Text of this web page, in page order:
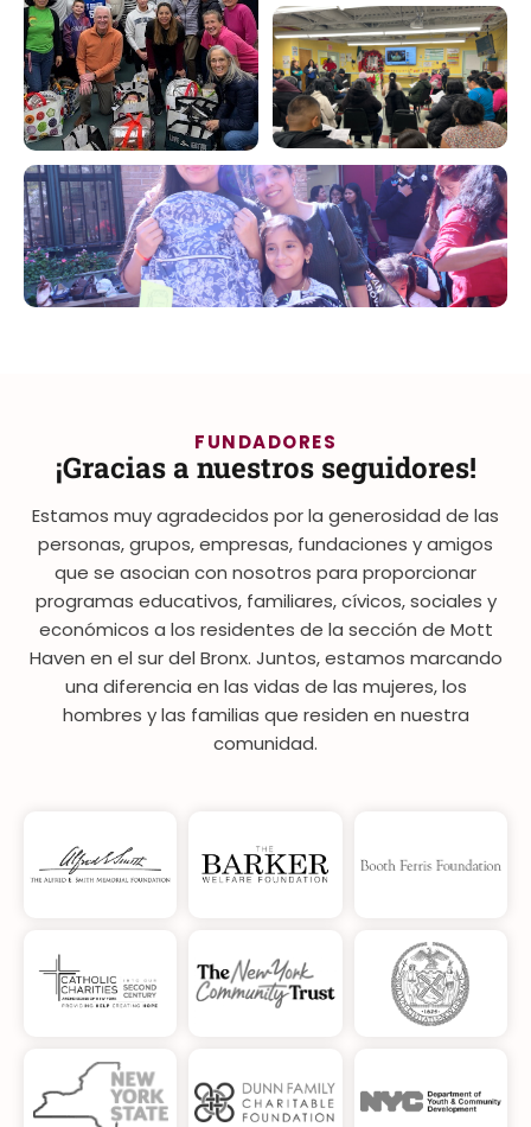
FUNDADORES
¡Gracias a nuestros seguidores!
Estamos muy agradecidos por la generosidad de las
personas, grupos, empresas, fundaciones y amigos
que se asocian con nosotros para proporcionar
programas educativos, familiares, cívicos, sociales y
económicos a los residentes de la sección de Mott
Haven en el sur del Bronx. Juntos, estamos marcando
una diferencia en las vidas de las mujeres, los
hombres y las familias que residen en nuestra
comunidad.